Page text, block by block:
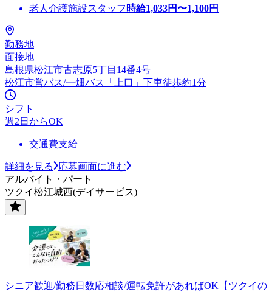
老人介護施設スタッフ 時給1,033円〜1,100円
勤務地
面接地
島根県松江市古志原5丁目14番4号
松江市営バス/一畑バス「上口」下車徒歩約1分
シフト
週2日からOK
交通費支給
詳細を見る
応募画面に進む
アルバイト・パート
ツクイ松江城西(デイサービス)
シニア歓迎/勤務日数応相談/運転免許があればOK【ツクイの